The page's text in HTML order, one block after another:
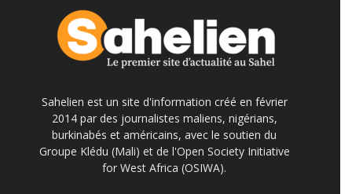
Sahelien est un site d'information créé en février
2014 par des journalistes maliens, nigérians,
burkinabés et américains, avec le soutien du
Groupe Klédu (Mali) et de l'Open Society Initiative
for West Africa (OSIWA).